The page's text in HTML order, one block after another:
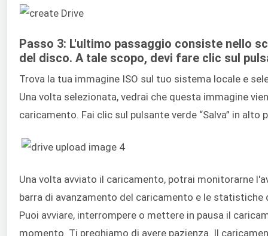
Passo 3: L'ultimo passaggio consiste nello
del disco. A tale scopo, devi fare clic sul
Trova la tua immagine ISO sul tuo sistema locale e
Una volta selezionata, vedrai che questa immagine
caricamento. Fai clic sul pulsante verde “Salva” in alto
Una volta avviato il caricamento, potrai monitorarne
barra di avanzamento del caricamento e le
Puoi avviare, interrompere o mettere in pausa il
momento. Ti preghiamo di avere pazienza. Il